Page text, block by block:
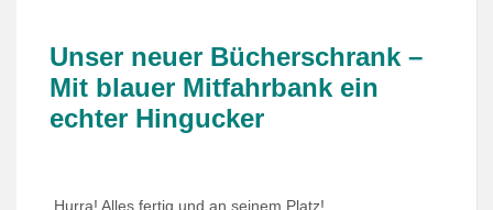
Unser neuer Bücherschrank –
Mit blauer Mitfahrbank ein
echter Hingucker
Hurra! Alles fertig und an seinem Platz!